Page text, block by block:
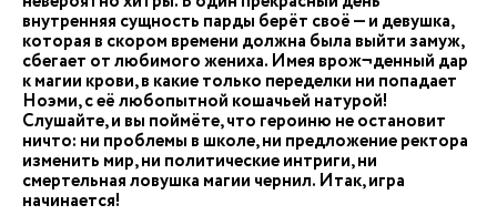
внутренняя сущность парды берёт своё — и девушка,
которая в скором времени должна была выйти замуж,
сбегает от любимого жениха. Имея врож¬денный дар
к магии крови, в какие только переделки ни попадает
Ноэми, с её любопытной кошачьей натурой!
Слушайте, и вы поймёте, что героиню не остановит
ничто: ни проблемы в школе, ни предложение ректора
изменить мир, ни политические интриги, ни
смертельная ловушка магии чернил. Итак, игра
начинается!